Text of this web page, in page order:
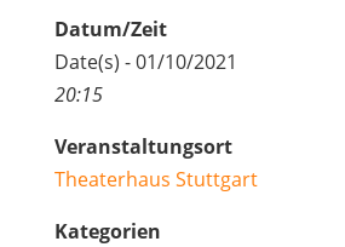
Datum/Zeit
Date(s) - 01/10/2021
20:15
Veranstaltungsort
Theaterhaus Stuttgart
Kategorien